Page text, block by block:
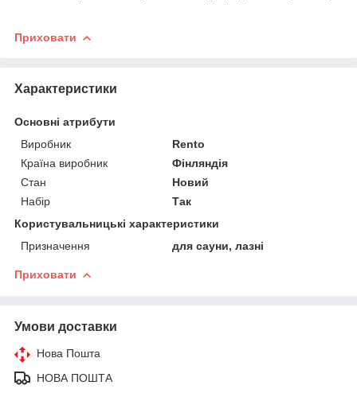
Приховати
Характеристики
Основні атрибути
Виробник
Rento
Країна виробник
Фінляндія
Стан
Новий
Набір
Так
Користувальницькі характеристики
Призначення
для сауни, лазні
Приховати
Умови доставки
Нова Пошта
НОВА ПОШТА